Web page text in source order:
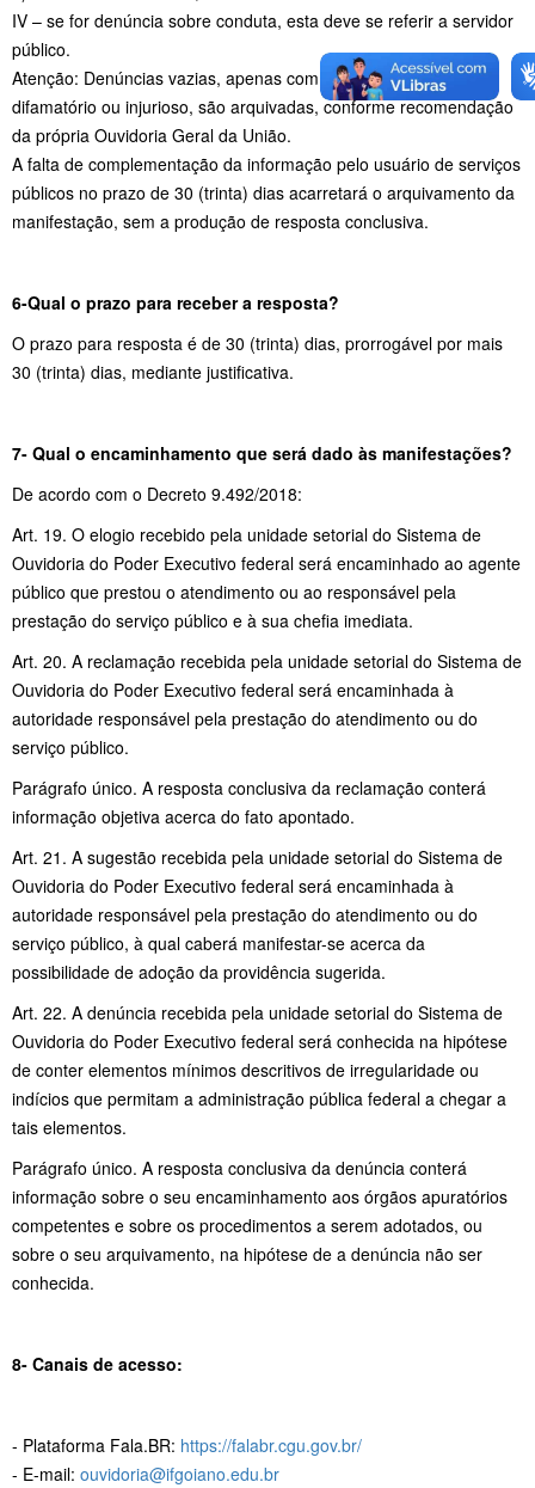
IV – se for denúncia sobre conduta, esta deve se referir a servidor
público.
Atenção: Denúncias vazias, apenas com conteúdo calunioso,
difamatório ou injurioso, são arquivadas, conforme recomendação
da própria Ouvidoria Geral da União.
A falta de complementação da informação pelo usuário de serviços
públicos no prazo de 30 (trinta) dias acarretará o arquivamento da
manifestação, sem a produção de resposta conclusiva.
6-Qual o prazo para receber a resposta?
O prazo para resposta é de 30 (trinta) dias, prorrogável por mais
30 (trinta) dias, mediante justificativa.
7- Qual o encaminhamento que será dado às manifestações?
De acordo com o Decreto 9.492/2018:
Art. 19. O elogio recebido pela unidade setorial do Sistema de
Ouvidoria do Poder Executivo federal será encaminhado ao agente
público que prestou o atendimento ou ao responsável pela
prestação do serviço público e à sua chefia imediata.
Art. 20. A reclamação recebida pela unidade setorial do Sistema de
Ouvidoria do Poder Executivo federal será encaminhada à
autoridade responsável pela prestação do atendimento ou do
serviço público.
Parágrafo único. A resposta conclusiva da reclamação conterá
informação objetiva acerca do fato apontado.
Art. 21. A sugestão recebida pela unidade setorial do Sistema de
Ouvidoria do Poder Executivo federal será encaminhada à
autoridade responsável pela prestação do atendimento ou do
serviço público, à qual caberá manifestar-se acerca da
possibilidade de adoção da providência sugerida.
Art. 22. A denúncia recebida pela unidade setorial do Sistema de
Ouvidoria do Poder Executivo federal será conhecida na hipótese
de conter elementos mínimos descritivos de irregularidade ou
indícios que permitam a administração pública federal a chegar a
tais elementos.
Parágrafo único. A resposta conclusiva da denúncia conterá
informação sobre o seu encaminhamento aos órgãos apuratórios
competentes e sobre os procedimentos a serem adotados, ou
sobre o seu arquivamento, na hipótese de a denúncia não ser
conhecida.
8- Canais de acesso:
- Plataforma Fala.BR: https://falabr.cgu.gov.br/
- E-mail: ouvidoria@ifgoiano.edu.br